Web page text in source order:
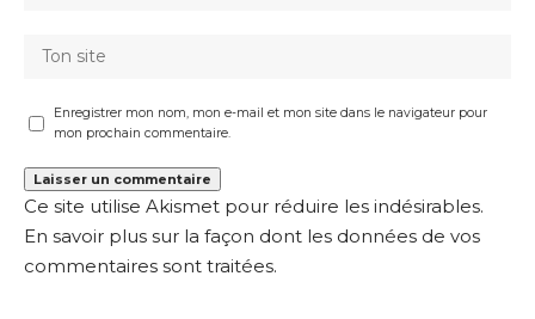
Enregistrer mon nom, mon e-mail et mon site dans le navigateur pour
mon prochain commentaire.
Ce site utilise Akismet pour réduire les indésirables.
En savoir plus sur la façon dont les données de vos
commentaires sont traitées.